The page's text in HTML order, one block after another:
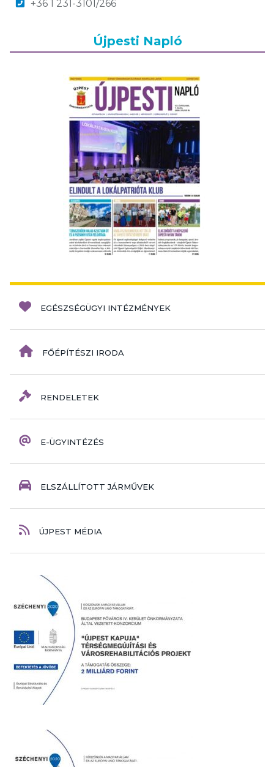
+36 1 231-3101/266
Újpesti Napló
EGÉSZSÉGÜGYI INTÉZMÉNYEK
FŐÉPÍTÉSZI IRODA
RENDELETEK
E-ÜGYINTÉZÉS
ELSZÁLLÍTOTT JÁRMŰVEK
ÚJPEST MÉDIA